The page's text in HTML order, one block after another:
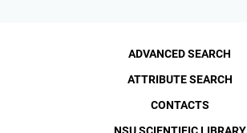
ADVANCED SEARCH
ATTRIBUTE SEARCH
CONTACTS